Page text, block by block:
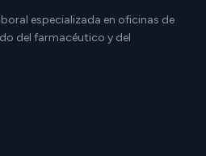
especializada en oficinas de
del farmacéutico y del